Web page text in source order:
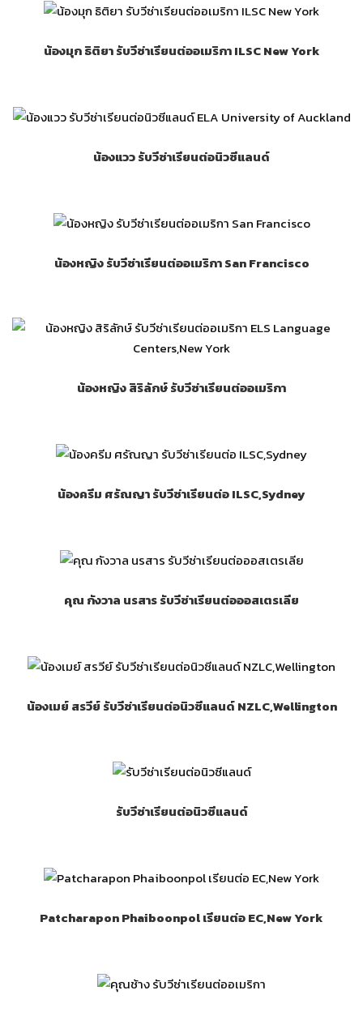
น้องมุก ธิติยา รับวีซ่าเรียนต่ออเมริกา ILSC New York
น้องแวว รับวีซ่าเรียนต่อนิวซีแลนด์
น้องหญิง รับวีซ่าเรียนต่ออเมริกา San Francisco
น้องหญิง สิริลักษ์ รับวีซ่าเรียนต่ออเมริกา
น้องครีม ศรัณญา รับวีซ่าเรียนต่อ ILSC,Sydney
คุณ กังวาล นรสาร รับวีซ่าเรียนต่อออสเตรเลีย
น้องเมย์ สรวีย์ รับวีซ่าเรียนต่อนิวซีแลนด์ NZLC,Wellington
รับวีซ่าเรียนต่อนิวซีแลนด์
Patcharapon Phaiboonpol เรียนต่อ EC,New York